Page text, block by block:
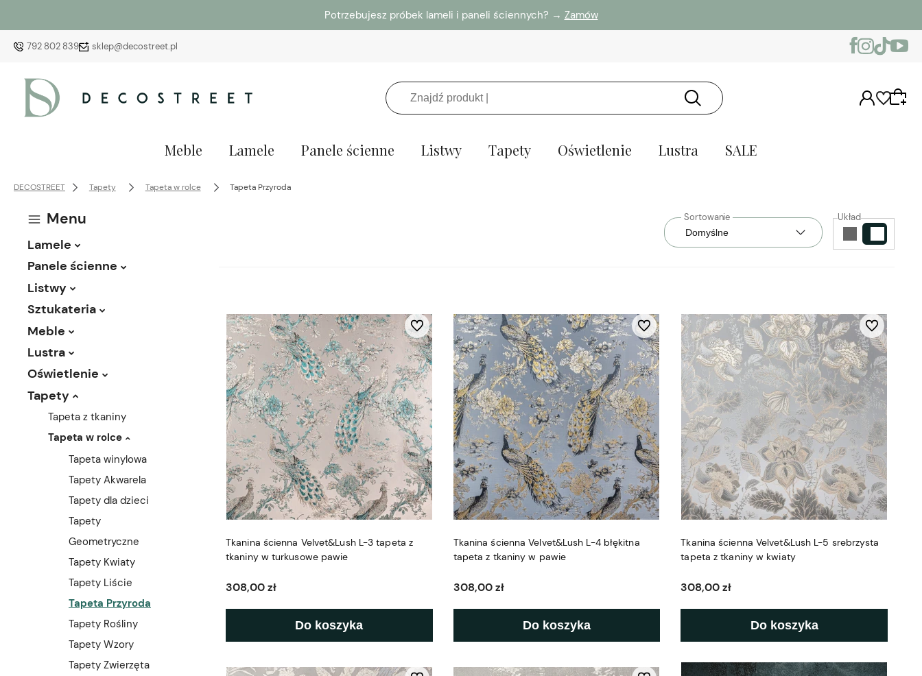
Potrzebujesz próbek lameli i paneli ściennych? → Zamów
792 802 839 sklep@decostreet.pl
Meble Lamele Panele ścienne Listwy Tapety Oświetlenie Lustra SALE
DECOSTREET Tapety Tapeta w rolce Tapeta Przyroda
Menu
Lamele
Panele ścienne
Listwy
Sztukateria
Meble
Lustra
Oświetlenie
Tapety
Tapeta z tkaniny
Tapeta w rolce
Tapeta winylowa
Tapety Akwarela
Tapety dla dzieci
Tapety
Geometryczne
Tapety Kwiaty
Tapety Liście
Tapeta Przyroda
Tapety Rośliny
Tapety Wzory
Tapety Zwierzęta
Układ
Tkanina ścienna Velvet&Lush L-3 tapeta z
tkaniny w turkusowe pawie
308,00 zł
Do koszyka
Do ulubionych
Tkanina ścienna Velvet&Lush L-4 błękitna
tapeta z tkaniny w pawie
308,00 zł
Do koszyka
Do ulubionych
Tkanina ścienna Velvet&Lush L-5 srebrzysta
tapeta z tkaniny w kwiaty
308,00 zł
Do koszyka
Do ulubionych